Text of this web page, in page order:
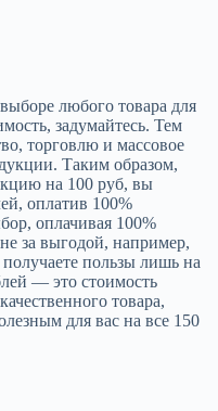
любого товара для
задумайтесь. Тем
торговлю и массовое
Таким образом,
на 100 руб, вы
оплатив 100%
оплачивая 100%
за выгодой, например,
пользы лишь на
— это стоимость
товара,
для вас на все 150